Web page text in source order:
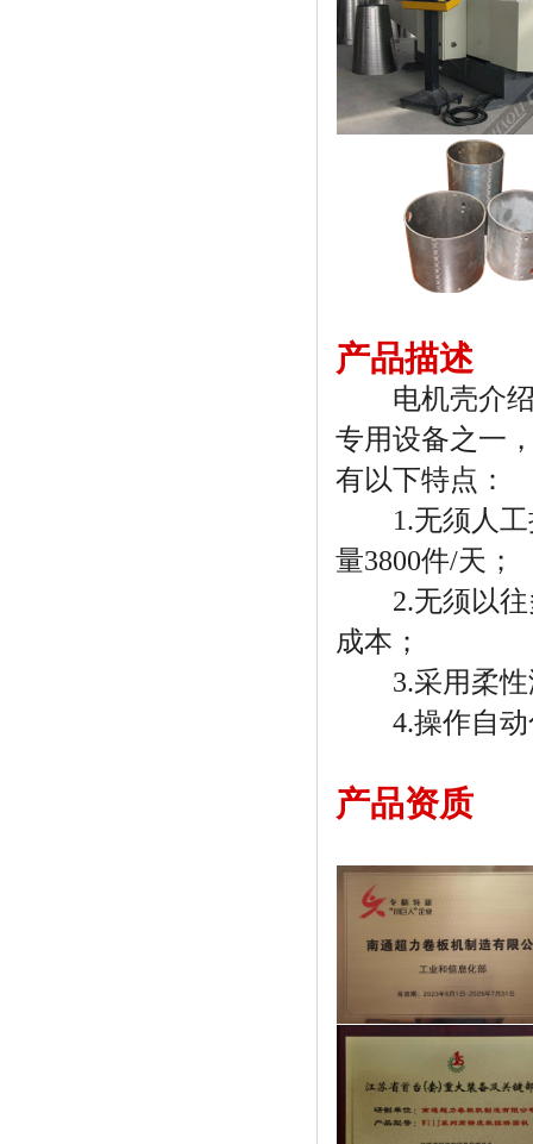
产品描述
电机壳介绍
专用设备之一
有以下特点：
1.无须人工
量3800件/天；
2.无须以往
成本；
3.采用柔性
4.操作自动
产品资质